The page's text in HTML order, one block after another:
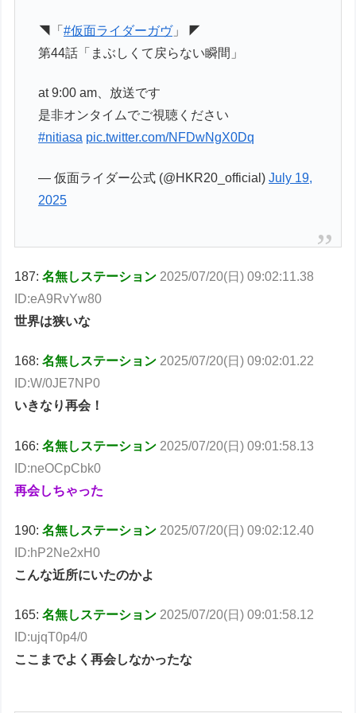
◥「#仮面ライダーガヴ」 ◤
第44話「まぶしくて戻らない瞬間」
at 9:00 am、放送です
是非オンタイムでご視聴ください
#nitiasa pic.twitter.com/NFDwNgX0Dq
— 仮面ライダー公式 (@HKR20_official)July 19,
2025
187:名無しステーション 2025/07/20(日) 09:02:11.38
ID:eA9RvYw80
世界は狭いな
168:名無しステーション 2025/07/20(日) 09:02:01.22
ID:W/0JE7NP0
いきなり再会！
166:名無しステーション 2025/07/20(日) 09:01:58.13
ID:neOCpCbk0
再会しちゃった
190:名無しステーション 2025/07/20(日) 09:02:12.40
ID:hP2Ne2xH0
こんな近所にいたのかよ
165:名無しステーション 2025/07/20(日) 09:01:58.12
ID:ujqT0p4/0
ここまでよく再会しなかったな